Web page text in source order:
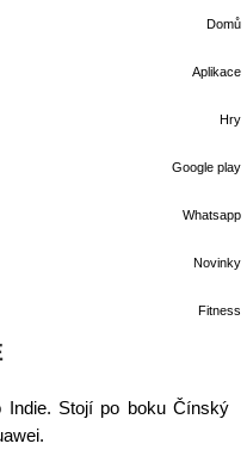
Domů
Aplikace
Hry
Google play
Whatsapp
Novinky
Fitness
Indie. Stojí po boku Čínský